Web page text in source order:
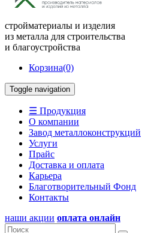
стройматериалы и изделия
из металла для строительства
и благоустройства
Корзина(0)
Toggle navigation
☰ Продукция
О компании
Завод металлоконструкций
Услуги
Прайс
Доставка и оплата
Карьера
Благотворительный Фонд
Контакты
наши акции оплата онлайн